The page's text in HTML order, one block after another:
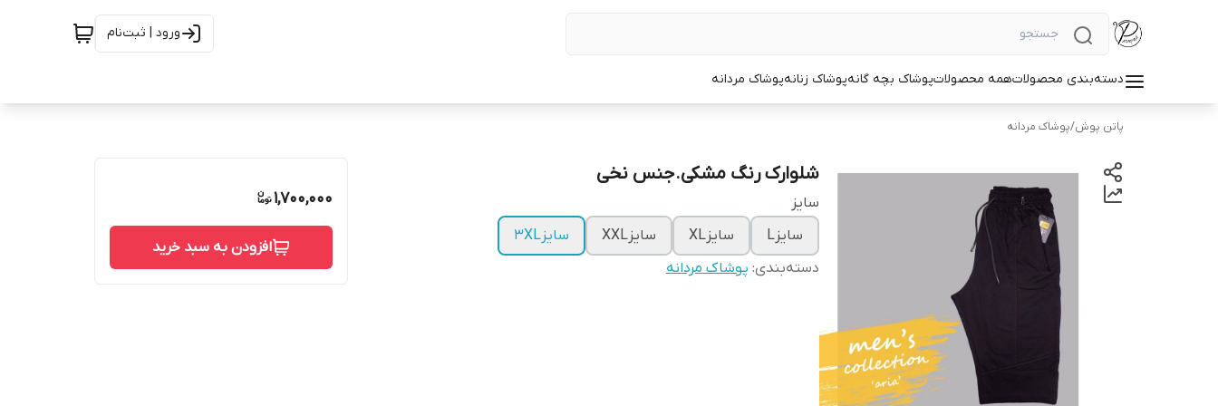
ورود | ثبت‌نام
دسته‌بندی محصولاتهمه محصولاتپوشاک بچه گانهپوشاک زنانهپوشاک مردانه
پاتن پوش/پوشاک مردانه
شلوارک رنگ مشکی.جنس نخی
سایز
سایزL
سایزXL سایزXXL
سایز3XL
دسته‌بندی: پوشاک مردانه
1,700,000
افزودن به سبد خرید